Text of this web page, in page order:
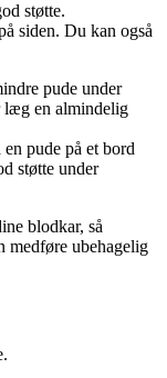
støtte.
siden. Du kan også
pude under
læg en almindelig
pude på et bord
støtte under
blodkar, så
medføre ubehagelig